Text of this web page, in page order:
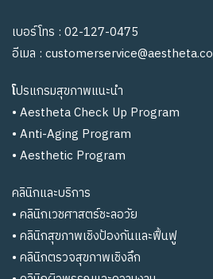
เบอร์โทร : 02-127-0475
อีเมล : customerservice@aestheta.co
โปรแกรมสุขภาพแนะนำ
• Aestheta Check Up Program
• Anti-Aging Program
• Aesthetic Program
คลินิกและบริการ
• คลินิกเวชศาสตร์ชะลอวัย
• คลินิกสุขภาพเชิงป้องกันและฟื้นฟู
• คลินิกตรวจสุขภาพเชิงลึก